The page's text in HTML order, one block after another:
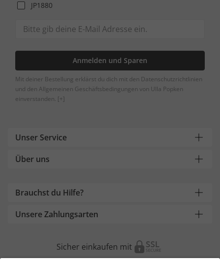
JP1880
Anmelden und Sparen
Mit deiner Bestellung erklärst du dich mit den Datenschutzrichtlinien
und den Allgemeinen Geschäftsbedingungen von Ulla Popken
einverstanden. [+]
Unser Service
Über uns
Brauchst du Hilfe?
Unsere Zahlungsarten
Sicher einkaufen mit